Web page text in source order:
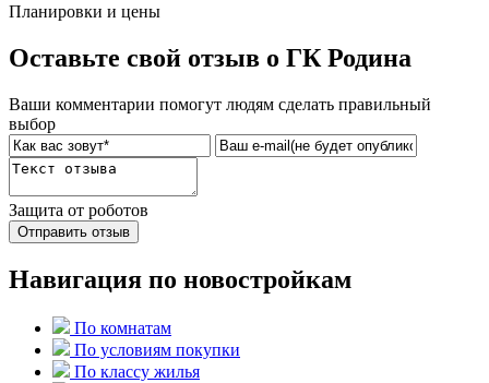
Планировки и цены
Оставьте свой отзыв о ГК Родина
Ваши комментарии помогут людям сделать правильный
выбор
Защита от роботов
Отправить отзыв
Навигация по новостройкам
По комнатам
По условиям покупки
По классу жилья